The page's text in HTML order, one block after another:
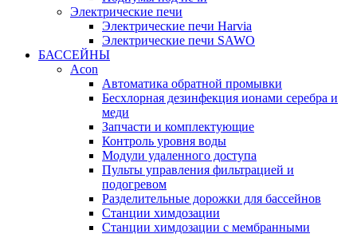
Электрические печи
Электрические печи Harvia
Электрические печи SAWO
БАССЕЙНЫ
Acon
Автоматика обратной промывки
Беcхлорная дезинфекция ионами серебра и
меди
Запчасти и комплектующие
Контроль уровня воды
Модули удаленного доступа
Пульты управления фильтрацией и
подогревом
Разделительные дорожки для бассейнов
Станции химдозации
Станции химдозации с мембранными